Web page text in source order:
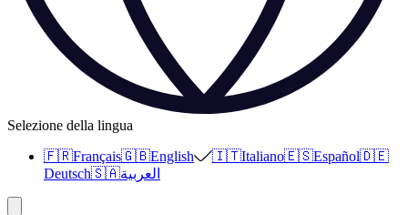
Selezione della lingua
🇫🇷Français🇬🇧English 🇮🇹Italiano🇪🇸Español🇩🇪
Deutsch🇸🇦العربية